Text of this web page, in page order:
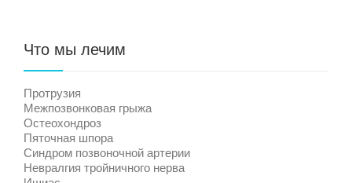
Что мы лечим
Протрузия
Межпозвонковая грыжа
Остеохондроз
Пяточная шпора
Синдром позвоночной артерии
Невралгия тройничного нерва